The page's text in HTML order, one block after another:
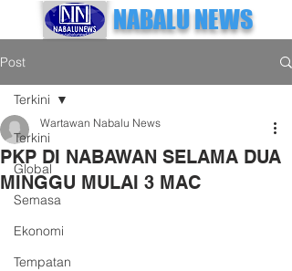
NABALU NEWS
Post
Terkini
Global
Semasa
Ekonomi
Tempatan
Terkini
PKP DI NABAWAN SELAMA DUA
MINGGU MULAI 3 MAC
Wartawan Nabalu News